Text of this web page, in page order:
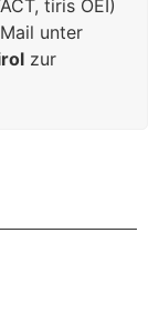
tiris OEI)
unter
zur